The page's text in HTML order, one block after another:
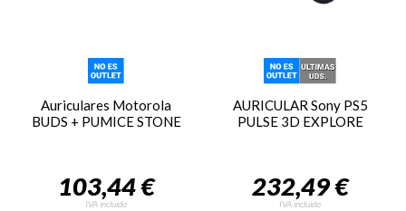
Auriculares Motorola
BUDS + PUMICE STONE
103,44 €
IVA incluido
AURICULAR Sony PS5
PULSE 3D EXPLORE
232,49 €
IVA incluido